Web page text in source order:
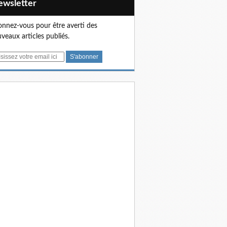
vous pour être averti des
articles publiés.